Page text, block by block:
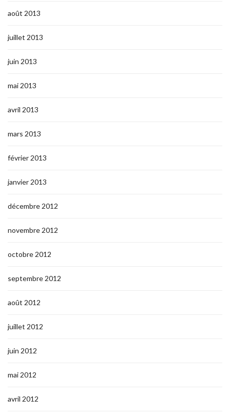
août 2013
juillet 2013
juin 2013
mai 2013
avril 2013
mars 2013
février 2013
janvier 2013
décembre 2012
novembre 2012
octobre 2012
septembre 2012
août 2012
juillet 2012
juin 2012
mai 2012
avril 2012